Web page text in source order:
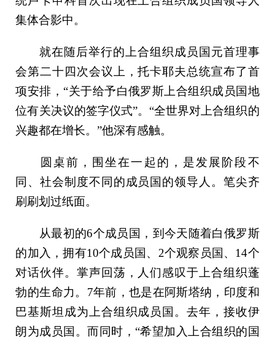
集体合影中。
就在随后举行的上合组织成员国元首理事
会第二十四次会议上，托卡耶夫总统宣布了首
项安排，“关于给予白俄罗斯上合组织成员国地
位有关决议的签字仪式”。“全世界对上合组织的
兴趣都在增长。”他深有感触。
圆桌前，围坐在一起的，是发展阶段不
同、社会制度不同的成员国的领导人。笔尖齐
刷刷划过纸面。
从最初的6个成员国，到今天随着白俄罗斯
的加入，拥有10个成员国、2个观察员国、14个
对话伙伴。掌声回荡，人们感叹于上合组织蓬
勃的生命力。7年前，也是在阿斯塔纳，印度和
巴基斯坦成为上合组织成员国。去年，接收伊
朗为成员国。而同时，“希望加入上合组织的国